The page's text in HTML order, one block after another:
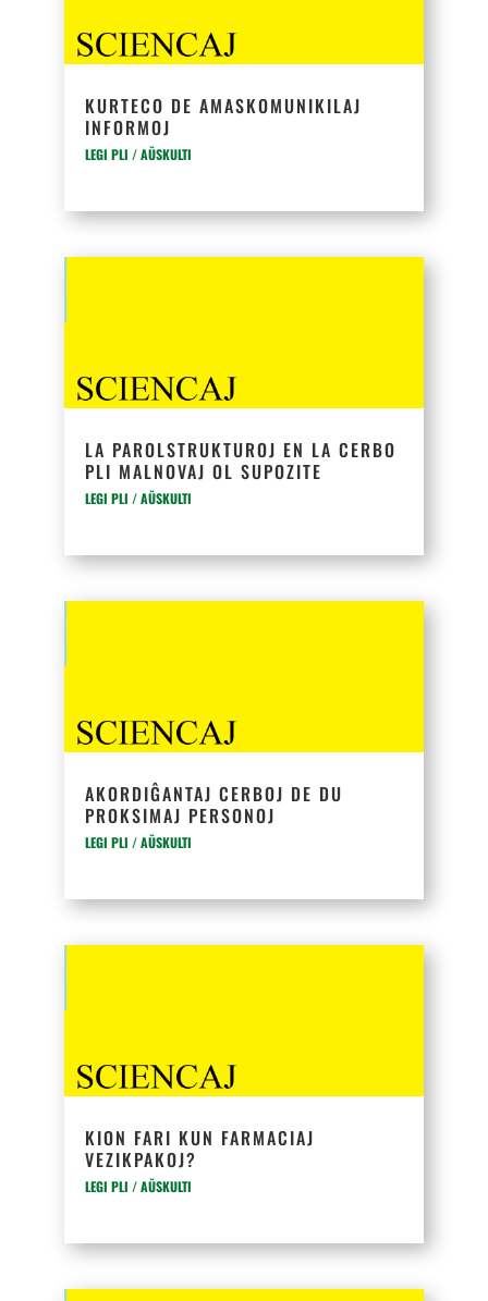
KURTECO DE AMASKOMUNIKILAJ
INFORMOJ
LEGI PLI / AŬSKULTI
LA PAROLSTRUKTUROJ EN LA CERBO
PLI MALNOVAJ OL SUPOZITE
LEGI PLI / AŬSKULTI
AKORDIĜANTAJ CERBOJ DE DU
PROKSIMAJ PERSONOJ
LEGI PLI / AŬSKULTI
KION FARI KUN FARMACIAJ
VEZIKPAKOJ?
LEGI PLI / AŬSKULTI